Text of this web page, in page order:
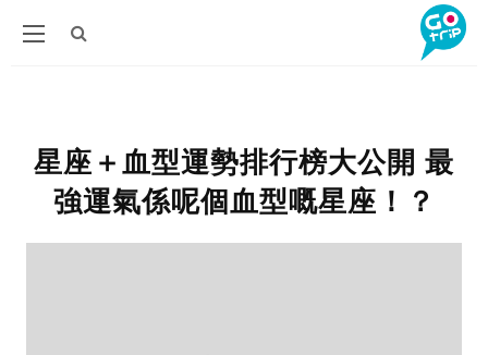
星座＋血型運勢排行榜大公開 最
強運氣係呢個血型嘅星座！？